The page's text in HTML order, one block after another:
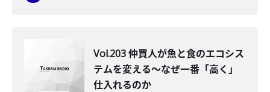
Vol.203 仲買人が魚と食のエコシス
テムを変える〜なぜ一番「高く」
仕入れるのか